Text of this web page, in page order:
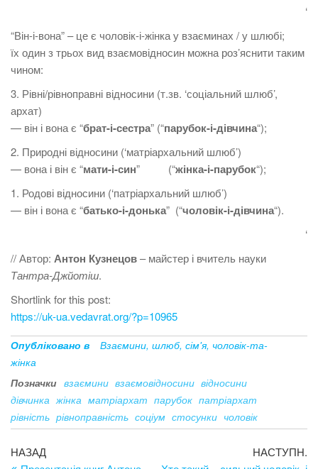
‘
“Він-і-вона” – це є чоловік-і-жінка у взаєминах / у шлюбі;
їх один з трьох вид взаємовідносин можна роз’яснити таким
чином:
3. Рівні/рівноправні відносини (т.зв. ‘соціальний шлюб’,
архат)
— він і вона є “брат-і-сестра” (“парубок-і-дівчина“);
2. Природні відносини (‘матріархальний шлюб’)
— вона і він є “мати-і-син” (“жінка-і-парубок“);
1. Родові відносини (‘патріархальний шлюб’)
— він і вона є “батько-і-донька” (“чоловік-і-дівчина“).
‘
// Автор: Антон Кузнецов– майстер і вчитель науки
Тантра-Джйотіш.
Shortlink for this post:
https://uk-ua.vedavrat.org/?p=10965
Опубліковано в
Взаємини, шлюб, сім'я, чоловік-та-
жінка
Позначки взаємини взаємовідносини відносини
дівчинка жінка матріархат парубок патріархат
рівність рівноправність соціум стосунки чоловік
Навігація
Попередній
НАЗАД
НАСТУПН.